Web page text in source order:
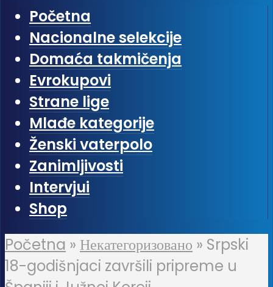
Početna
Nacionalne selekcije
Domaća takmičenja
Evrokupovi
Strane lige
Mlađe kategorije
Ženski vaterpolo
Zanimljivosti
Intervjui
Shop
Početna » Некатегоризовано » Srpski
18-godišnjaci završili pripreme u